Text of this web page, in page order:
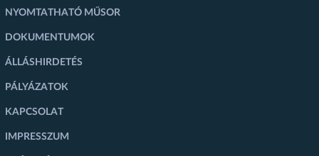
NYOMTATHATÓ MŰSOR
DOKUMENTUMOK
ÁLLÁSHIRDETÉS
PÁLYÁZATOK
KAPCSOLAT
IMPRESSZUM